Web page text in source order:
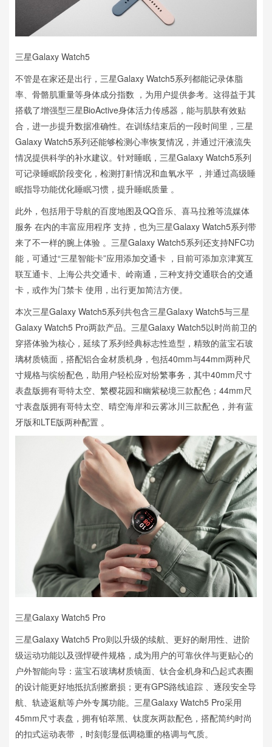
三星Galaxy Watch5
不管是在家还是出行，三星Galaxy Watch5系列都能记录体脂
率、骨骼肌重量等身体成分指数 ，为用户提供参考。这得益于其
搭载了增强型三星BioActive身体活力传感器，能与肌肤有效贴
合，进一步提升数据准确性。在训练结束后的一段时间里，三星
Galaxy Watch5系列还能够检测心率恢复情况，并通过汗液流失
情况提供科学的补水建议。针对睡眠，三星Galaxy Watch5系列
可记录睡眠阶段变化，检测打鼾情况和血氧水平 ，并通过高级睡
眠指导功能优化睡眠习惯，提升睡眠质量 。
此外，包括用于导航的百度地图及QQ音乐、喜马拉雅等流媒体
服务 在内的丰富应用程序 支持，也为三星Galaxy Watch5系列带
来了不一样的腕上体验 。三星Galaxy Watch5系列还支持NFC功
能，可通过“三星智能卡”应用添加交通卡 ，目前可添加京津冀互
联互通卡、上海公共交通卡、岭南通，三种支持交通联合的交通
卡，或作为门禁卡 使用，出行更加简洁方便。
本次三星Galaxy Watch5系列共包含三星Galaxy Watch5与三星
Galaxy Watch5 Pro两款产品。三星Galaxy Watch5以时尚前卫的
穿搭体验为核心，延续了系列经典标志性造型，精致的蓝宝石玻
璃材质镜面，搭配铝合金材质机身，包括40mm与44mm两种尺
寸规格与缤纷配色，助用户轻松应对纷繁事务，其中40mm尺寸
表盘版拥有哥特太空、繁樱花园和幽紫秘境三款配色；44mm尺
寸表盘版拥有哥特太空、晴空海岸和云雾冰川三款配色，并有蓝
牙版和LTE版两种配置 。
三星Galaxy Watch5 Pro
三星Galaxy Watch5 Pro则以升级的续航、更好的耐用性、进阶
级运动功能以及强悍硬件规格，成为用户的可靠伙伴与更贴心的
户外智能向导：蓝宝石玻璃材质镜面、钛合金机身和凸起式表圈
的设计能更好地抵抗刮擦磨损；更有GPS路线追踪 、逐段安全导
航、轨迹返航等户外专属功能。三星Galaxy Watch5 Pro采用
45mm尺寸表盘，拥有铂萃黑、钛度灰两款配色，搭配简约时尚
的扣式运动表带 ，时刻彰显低调稳重的格调与气质。